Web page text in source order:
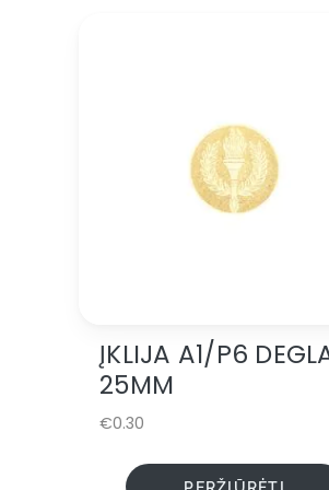
ĮKLIJA A1/P6
25MM
€0.30
This
product
has
multiple
The